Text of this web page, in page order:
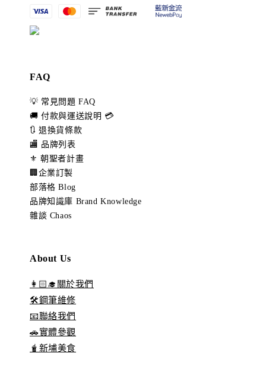
FAQ
💡 常見問題 FAQ
🚚 付款與運送說明 💳
🔃 退換貨條款
🏬 品牌列表
⚜️ 朝聖者計畫
🏢企業訂製
部落格 Blog
品牌知識庫 Brand Knowledge
雜談 Chaos
About Us
👩🏻‍🎓關於我們
🛠️鋼筆維修
📧聯絡我們
🚗實體參觀
🧋新埔美食